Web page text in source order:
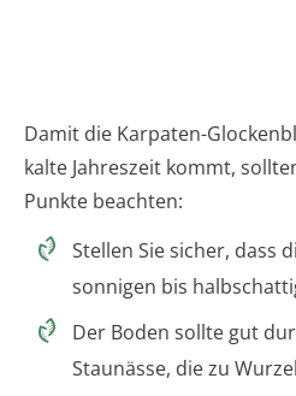
Damit die Karpaten-
kalte Jahreszeit kommt,
Punkte beachten:
Stellen Sie sicher, dass
sonnigen bis
Der Boden sollte gut
Staunässe, die zu